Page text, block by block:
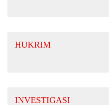
HUKRIM
INVESTIGASI